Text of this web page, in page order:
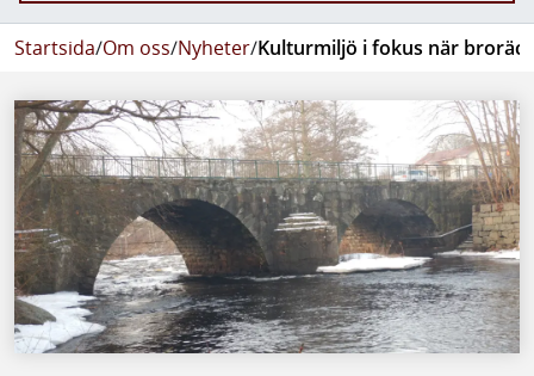
Startsida/Om oss/Nyheter/Kulturmiljö i fokus när